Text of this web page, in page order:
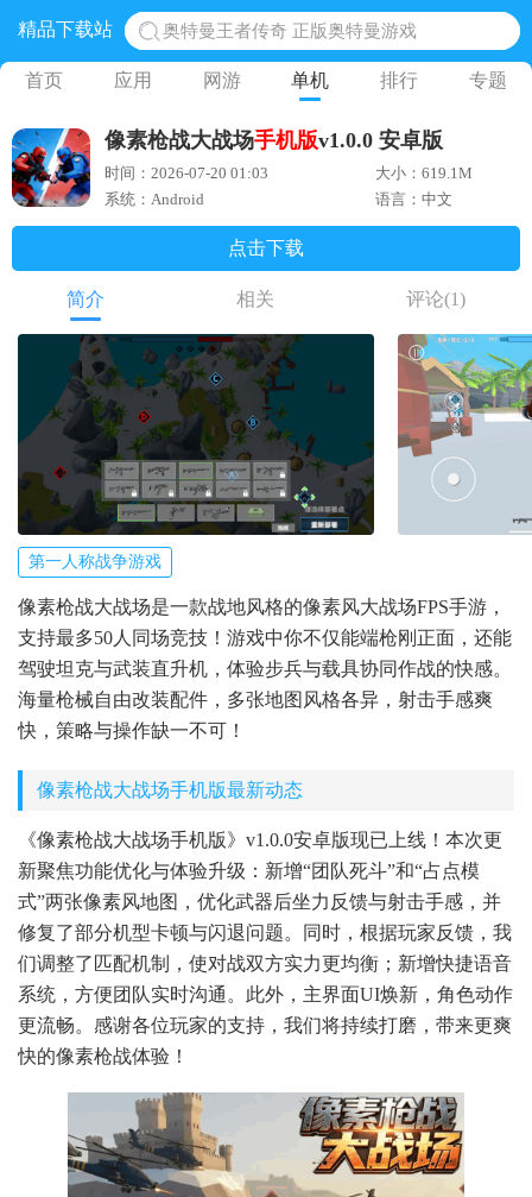
精品下载站
奥特曼王者传奇 正版奥特曼游戏
地铁跑酷体验服国际服 地铁跑酷体验服版本
网易光遇手游正版 点亮星空共庆周年
黎明觉醒生机腾讯正版 黎明觉醒生机国际服
蛋仔派对下载 蛋仔派对体验服
首页 应用 网游 单机 排行 专题
像素枪战大战场手机版v1.0.0 安卓版
时间：2026-07-20 01:03
大小：619.1M
系统：Android
语言：中文
点击下载
简介 相关 评论(1)
第一人称战争游戏
像素枪战大战场是一款战地风格的像素风大战场FPS手游，
支持最多50人同场竞技！游戏中你不仅能端枪刚正面，还能
驾驶坦克与武装直升机，体验步兵与载具协同作战的快感。
海量枪械自由改装配件，多张地图风格各异，射击手感爽
快，策略与操作缺一不可！
像素枪战大战场手机版最新动态
《像素枪战大战场手机版》v1.0.0安卓版现已上线！本次更
新聚焦功能优化与体验升级：新增“团队死斗”和“占点模
式”两张像素风地图，优化武器后坐力反馈与射击手感，并
修复了部分机型卡顿与闪退问题。同时，根据玩家反馈，我
们调整了匹配机制，使对战双方实力更均衡；新增快捷语音
系统，方便团队实时沟通。此外，主界面UI焕新，角色动作
更流畅。感谢各位玩家的支持，我们将持续打磨，带来更爽
快的像素枪战体验！